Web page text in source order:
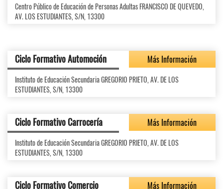
Centro Público de Educación de Personas Adultas FRANCISCO DE QUEVEDO,
AV. LOS ESTUDIANTES, S/N, 13300
Ciclo Formativo Automoción Más Información
Instituto de Educación Secundaria GREGORIO PRIETO, AV. DE LOS
ESTUDIANTES, S/N, 13300
Ciclo Formativo Carrocería Más Información
Instituto de Educación Secundaria GREGORIO PRIETO, AV. DE LOS
ESTUDIANTES, S/N, 13300
Ciclo Formativo Comercio Más Información